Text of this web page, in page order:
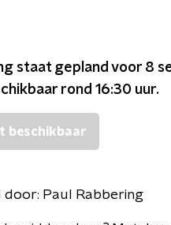
staat gepland voor 8
rond 16:30 uur.
beschikbaar
door: Paul Rabbering